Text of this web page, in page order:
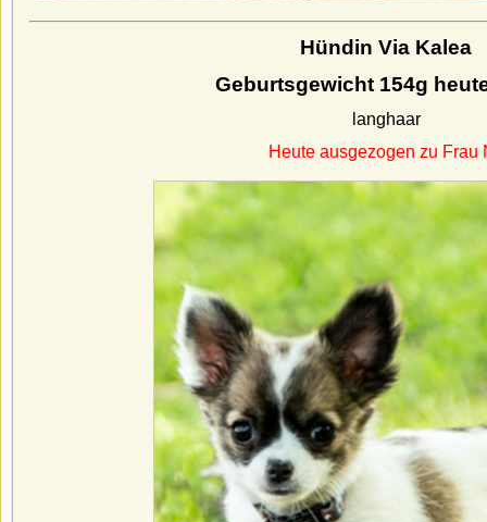
Hündin Via Kalea
Geburtsgewicht 154g
langhaar
Heute ausgezogen zu Frau